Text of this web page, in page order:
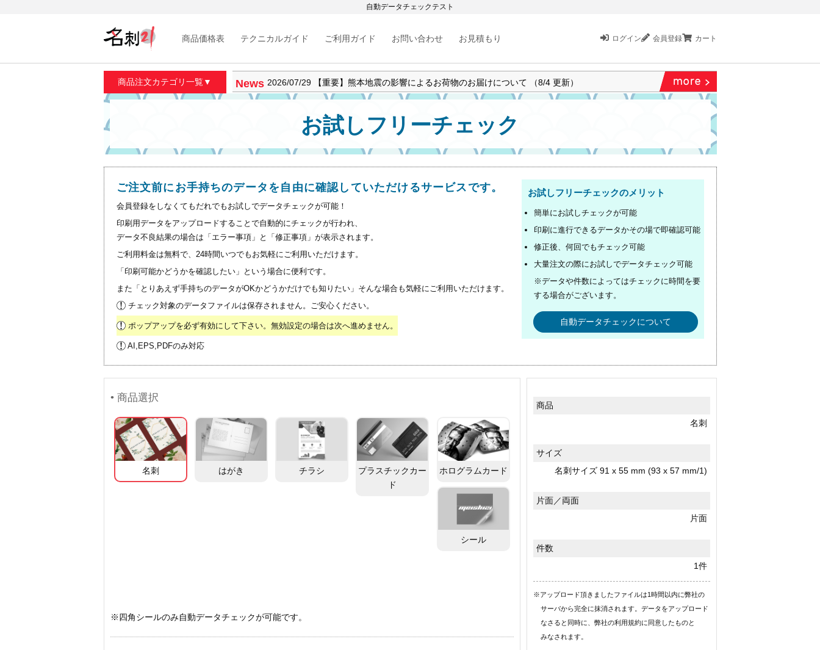
自動データチェックテスト
商品価格表 テクニカルガイド ご利用ガイド お問い合わせ お見積もり ログイン 会員登録 カート
商品注文カテゴリ一覧▼ News 2026/07/29
【重要】熊本地震の影響によるお荷物のお届けについて （8/4 更新）
2026/07/17
【重要】お盆期間中の営業について
2026/07/14 【重要】夏季工場メンテナンス実施（7/29〜7/31）および納期についてのお知らせ
2026/08/05 【重要】一部商品の価格改定のお知らせ
お試しフリーチェック
ご注文前にお手持ちのデータを自由に確認していただけるサービスです。
会員登録をしなくてもだれでもお試しでデータチェックが可能！
印刷用データをアップロードすることで自動的にチェックが行われ、
データ不良結果の場合は「エラー事項」と「修正事項」が表示されます。
ご利用料金は無料で、24時間いつでもお気軽にご利用いただけます。
「印刷可能かどうかを確認したい」という場合に便利です。
また「とりあえず手持ちのデータがOKかどうかだけでも知りたい」そんな場合も気軽にご利用いただけます。
チェック対象のデータファイルは保存されません。ご安心ください。
ポップアップを必ず有効にして下さい。無効設定の場合は次へ進めません。
AI,EPS,PDFのみ対応
お試しフリーチェックのメリット
簡単にお試しチェックが可能
印刷に進行できるデータかその場で即確認可能
修正後、何回でもチェック可能
大量注文の際にお試しでデータチェック可能
※データや件数によってはチェックに時間を要
する場合がございます。
自動データチェックについて
• 商品選択
名刺 はがき チラシ
プラスチックカー
ド
ホログラムカード
シール
※四角シールのみ自動データチェックが可能です。
商品
名刺
サイズ
名刺サイズ 91 x 55 mm (93 x 57 mm/1)
片面／両面
片面
件数
1件
※アップロード頂きましたファイルは1時間以内に弊社の
サーバから完全に抹消されます。データをアップロード
なさると同時に、弊社の利用規約に同意したものと
みなされます。